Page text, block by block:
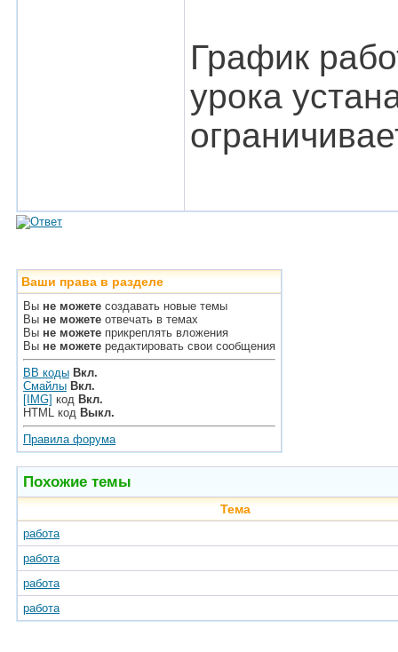
График
урока
Ваши права в разделе
Вы не можете создавать новые темы
Вы не можете отвечать в темах
Вы не можете прикреплять вложения
Вы не можете редактировать свои сообщения
BB коды Вкл.
Смайлы Вкл.
[IMG] код Вкл.
HTML код Выкл.
Правила форума
Похожие темы
Тема
работа
работа
работа
работа